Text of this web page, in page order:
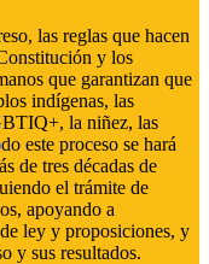
las reglas que hacen
y los
que garantizan que
indígenas, las
la niñez, las
este proceso se hará
de tres décadas de
el trámite de
apoyando a
ley y proposiciones, y
y sus resultados.